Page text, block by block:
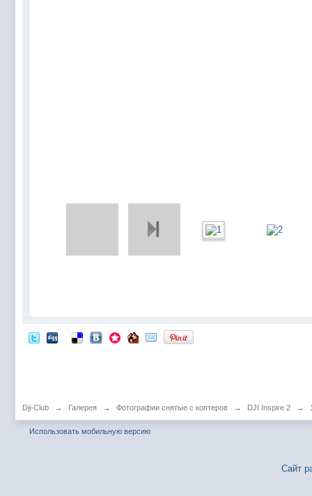
Dji-Club → Галерея → Фотографии снятые с коптеров → DJI Inspire 2 →
Использовать мобильную версию
Сайт